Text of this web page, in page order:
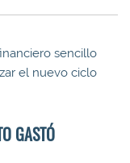
sencillo
el nuevo ciclo
GASTÓ